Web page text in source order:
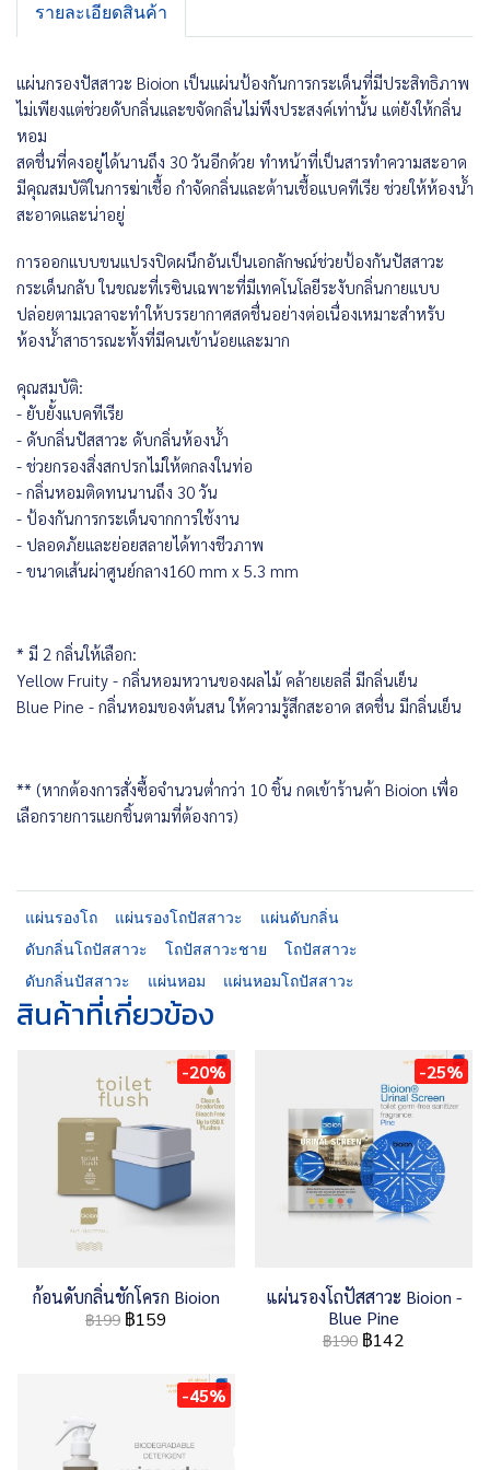
รายละเอียดสินค้า
แผ่นกรองปัสสาวะ Bioion เป็นแผ่นป้องกันการกระเด็นที่มีประสิทธิภาพ
ไม่เพียงแต่ช่วยดับกลิ่นและขจัดกลิ่นไม่พึงประสงค์เท่านั้น แต่ยังให้กลิ่น
หอม
สดชื่นที่คงอยู่ได้นานถึง 30 วันอีกด้วย ทำหน้าที่เป็นสารทำความสะอาด
มีคุณสมบัติในการฆ่าเชื้อ กำจัดกลิ่นและต้านเชื้อแบคทีเรีย ช่วยให้ห้องน้ำ
สะอาดและน่าอยู่
การออกแบบขนแปรงปิดผนึกอันเป็นเอกลักษณ์ช่วยป้องกันปัสสาวะ
กระเด็นกลับ ในขณะที่เรซินเฉพาะที่มีเทคโนโลยีระงับกลิ่นกายแบบ
ปล่อยตามเวลาจะทำให้บรรยากาศสดชื่นอย่างต่อเนื่องเหมาะสำหรับ
ห้องน้ำสาธารณะทั้งที่มีคนเข้าน้อยและมาก
คุณสมบัติ:
- ยับยั้งแบคทีเรีย
- ดับกลิ่นปัสสาวะ ดับกลิ่นห้องน้ำ
- ช่วยกรองสิ่งสกปรกไม่ให้ตกลงในท่อ
- กลิ่นหอมติดทนนานถึง 30 วัน
- ป้องกันการกระเด็นจากการใช้งาน
- ปลอดภัยและย่อยสลายได้ทางชีวภาพ
- ขนาดเส้นผ่าศูนย์กลาง160 mm x 5.3 mm
* มี 2 กลิ่นให้เลือก:
Yellow Fruity - กลิ่นหอมหวานของผลไม้ คล้ายเยลลี่ มีกลิ่นเย็น
Blue Pine - กลิ่นหอมของต้นสน ให้ความรู้สึกสะอาด สดชื่น มีกลิ่นเย็น
** (หากต้องการสั่งซื้อจำนวนต่ำกว่า 10 ชิ้น กดเข้าร้านค้า Bioion เพื่อ
เลือกรายการแยกชิ้นตามที่ต้องการ)
แผ่นรองโถ แผ่นรองโถปัสสาวะ
แผ่นดับกลิ่น
ดับกลิ่นโถปัสสาวะ
โถปัสสาวะชาย
โถปัสสาวะ
ดับกลิ่นปัสสาวะ
แผ่นหอม แผ่นหอมโถปัสสาวะ
สินค้าที่เกี่ยวข้อง
-20%
ก้อนดับกลิ่นชักโครก Bioion
฿199 ฿159
-25%
แผ่นรองโถปัสสาวะ Bioion -
Blue Pine
฿190 ฿142
-45%